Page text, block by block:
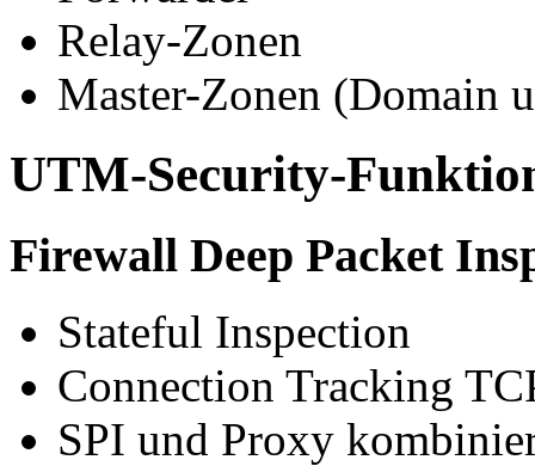
Relay-Zonen
Master-Zonen (Domain
UTM-Security-
Firewall Deep Packet
Stateful Inspection
Connection Tracking
SPI und Proxy